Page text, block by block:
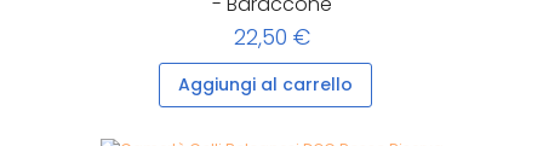
22,50 €
Aggiungi al carrello